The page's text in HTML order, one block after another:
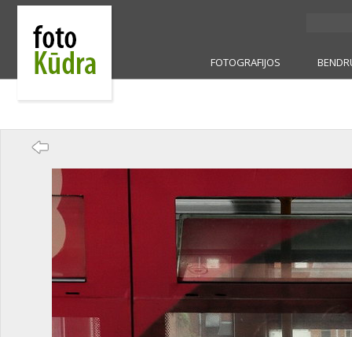
FOTOGRAFIJOS